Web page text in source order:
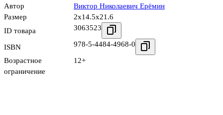
Автор
Виктор Николаевич Ерёмин
Размер
2x14.5x21.6
ID товара
3063523
ISBN 978-5-4484-4968-0
Возрастное
ограничение
12+